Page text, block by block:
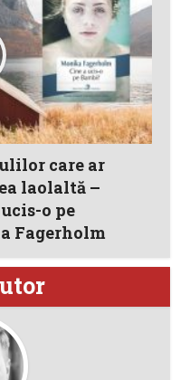
care ar
laolaltă –
o pe
Fagerholm